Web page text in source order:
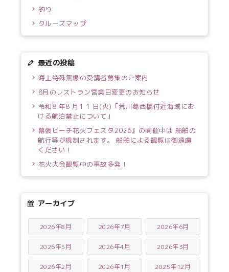
釣り
クルーズマップ
最近の投稿
海上特殊無線の受講者募集のご案内
8月のレストラン営業日変更のお知らせ
令和8 年8 月1 1 日(火)「荒川葛西橋付近海域にお
ける航泊禁止について」
幕張ビーチ花火フェスタ2026』の開催中は 船舶の
航行等が規制されます。 船舶による観覧は御遠慮
ください！
花火大会観覧中の事故多発！
アーカイブ
2026年8月 2026年7月 2026年6月
2026年5月 2026年4月 2026年3月
2026年2月 2026年1月 2025年12月